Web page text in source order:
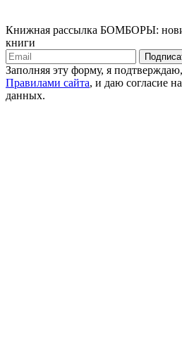
Книжная рассылка БОМБОРЫ:
книги
Заполняя эту форму, я
Правилами сайта, и даю согласие
данных.